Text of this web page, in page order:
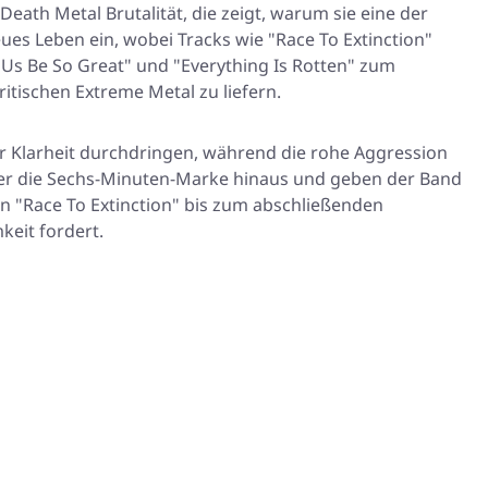
Metal Brutalität, die zeigt, warum sie eine der
Leben ein, wobei Tracks wie "Race To Extinction"
Be So Great" und "Everything Is Rotten" zum
Extreme Metal zu liefern.
durchdringen, während die rohe Aggression
die Sechs-Minuten-Marke hinaus und geben der Band
"Race To Extinction" bis zum abschließenden
fordert.